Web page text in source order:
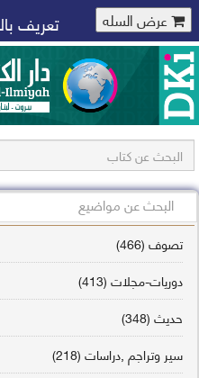
عرض السله تعريف
تصوف (466)
دوريات-مجلات (413)
حديث (348)
سير وتراجم ,دراسات (218)